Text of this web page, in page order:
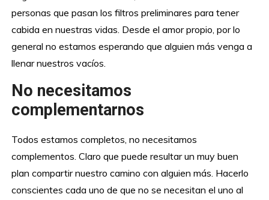
personas que pasan los filtros preliminares para tener
cabida en nuestras vidas. Desde el amor propio, por lo
general no estamos esperando que alguien más venga a
llenar nuestros vacíos.
No necesitamos
complementarnos
Todos estamos completos, no necesitamos
complementos. Claro que puede resultar un muy buen
plan compartir nuestro camino con alguien más. Hacerlo
conscientes cada uno de que no se necesitan el uno al